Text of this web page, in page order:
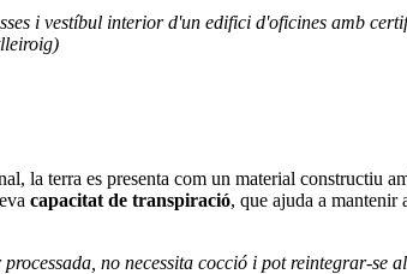
i vestíbul interior d'un edifici d'oficines amb
la terra es presenta com un material constructiu
capacitat de transpiració, que ajuda a mantenir
no necessita cocció i pot reintegrar-se